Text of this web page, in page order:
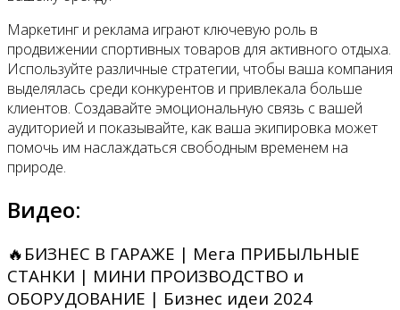
Маркетинг и реклама играют ключевую роль в
продвижении спортивных товаров для активного отдыха.
Используйте различные стратегии, чтобы ваша компания
выделялась среди конкурентов и привлекала больше
клиентов. Создавайте эмоциональную связь с вашей
аудиторией и показывайте, как ваша экипировка может
помочь им наслаждаться свободным временем на
природе.
Видео:
🔥БИЗНЕС В ГАРАЖЕ | Мега ПРИБЫЛЬНЫЕ
СТАНКИ | МИНИ ПРОИЗВОДСТВО и
ОБОРУДОВАНИЕ | Бизнес идеи 2024